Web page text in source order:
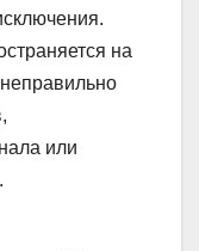
на
или